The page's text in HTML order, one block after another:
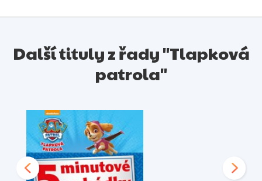
Všechny kategorie
Další tituly z řady "Tlapková
patrola"